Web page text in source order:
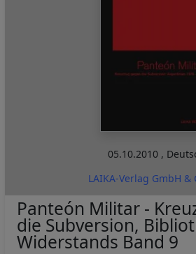
05.10.2010 ,
LAIKA-Verlag GmbH &
Panteón Militar -
die Subversion,
Widerstands Band 9